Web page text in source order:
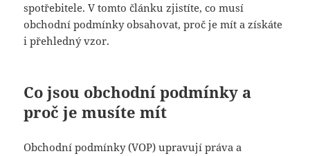
spotřebitele. V tomto článku zjistíte, co musí
obchodní podmínky obsahovat, proč je mít a získáte
i přehledný vzor.
Co jsou obchodní podmínky a
proč je musíte mít
Obchodní podmínky (VOP) upravují práva a